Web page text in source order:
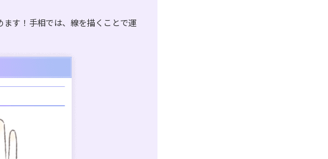
す！手相では、線を描くことで運